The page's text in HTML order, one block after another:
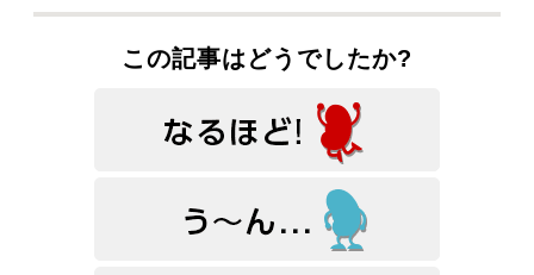
この記事はどうでしたか?